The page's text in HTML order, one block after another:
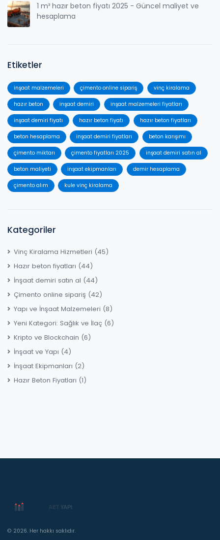
1 m³ hazır beton fiyatı 2025 - Güncel maliyet ve
hesaplama
Etiketler
inşaat malzemeleri çimento online sipariş vinç kiralama
hazır beton inşaat demiri inşaat malzemeleri fiyatları
inşaat demiri fiyatı hazır beton fiyatı hazır beton fiyatları
beton hesaplama inşaat demiri fiyatları beton karışımı
çimento miktarı çimento fiyatları 2025 inşaat demiri satın al
beton maliyeti inşaat ekipmanları demir hesaplama
çimento alım kule vinç kiralama
Kategoriler
Vinç Kiralama Hizmetleri (45)
Hazır beton fiyatları (44)
İnşaat demiri satın al (44)
Çimento online sipariş (42)
Yapı ve İnşaat Malzemeleri (8)
Yeni Kategori: Sağlık ve İlaç (6)
Kripto ve Blockchain (6)
İnşaat ve Yapı (4)
İnşaat Ekipmanları (2)
Hazır Beton Fiyatları (1)
© 2026. Her hakkı saklıdır.